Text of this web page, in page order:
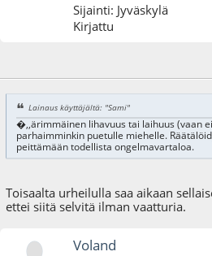
Sijainti: Jyväskylä
Kirjattu
Lainaus käyttäjältä: "Sami"
�,,ärimmäinen lihavuus tai laihuus (vaan
parhaimminkin puetulle miehelle.
peittämään todellista ongelmavartaloa.
Toisaalta urheilulla saa aikaan
ettei siitä selvitä ilman vaatturia.
Voland